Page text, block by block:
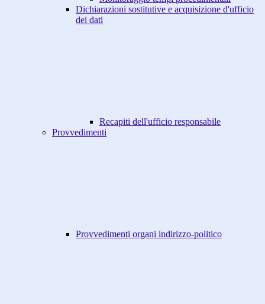
Dichiarazioni sostitutive e acquisizione d'ufficio
dei dati
Recapiti dell'ufficio responsabile
Provvedimenti
Provvedimenti organi indirizzo-politico